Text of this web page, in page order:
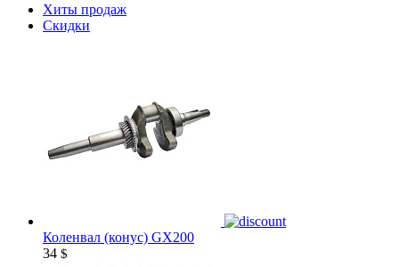
Хиты продаж
Скидки
Коленвал (конус) GX200
34 $